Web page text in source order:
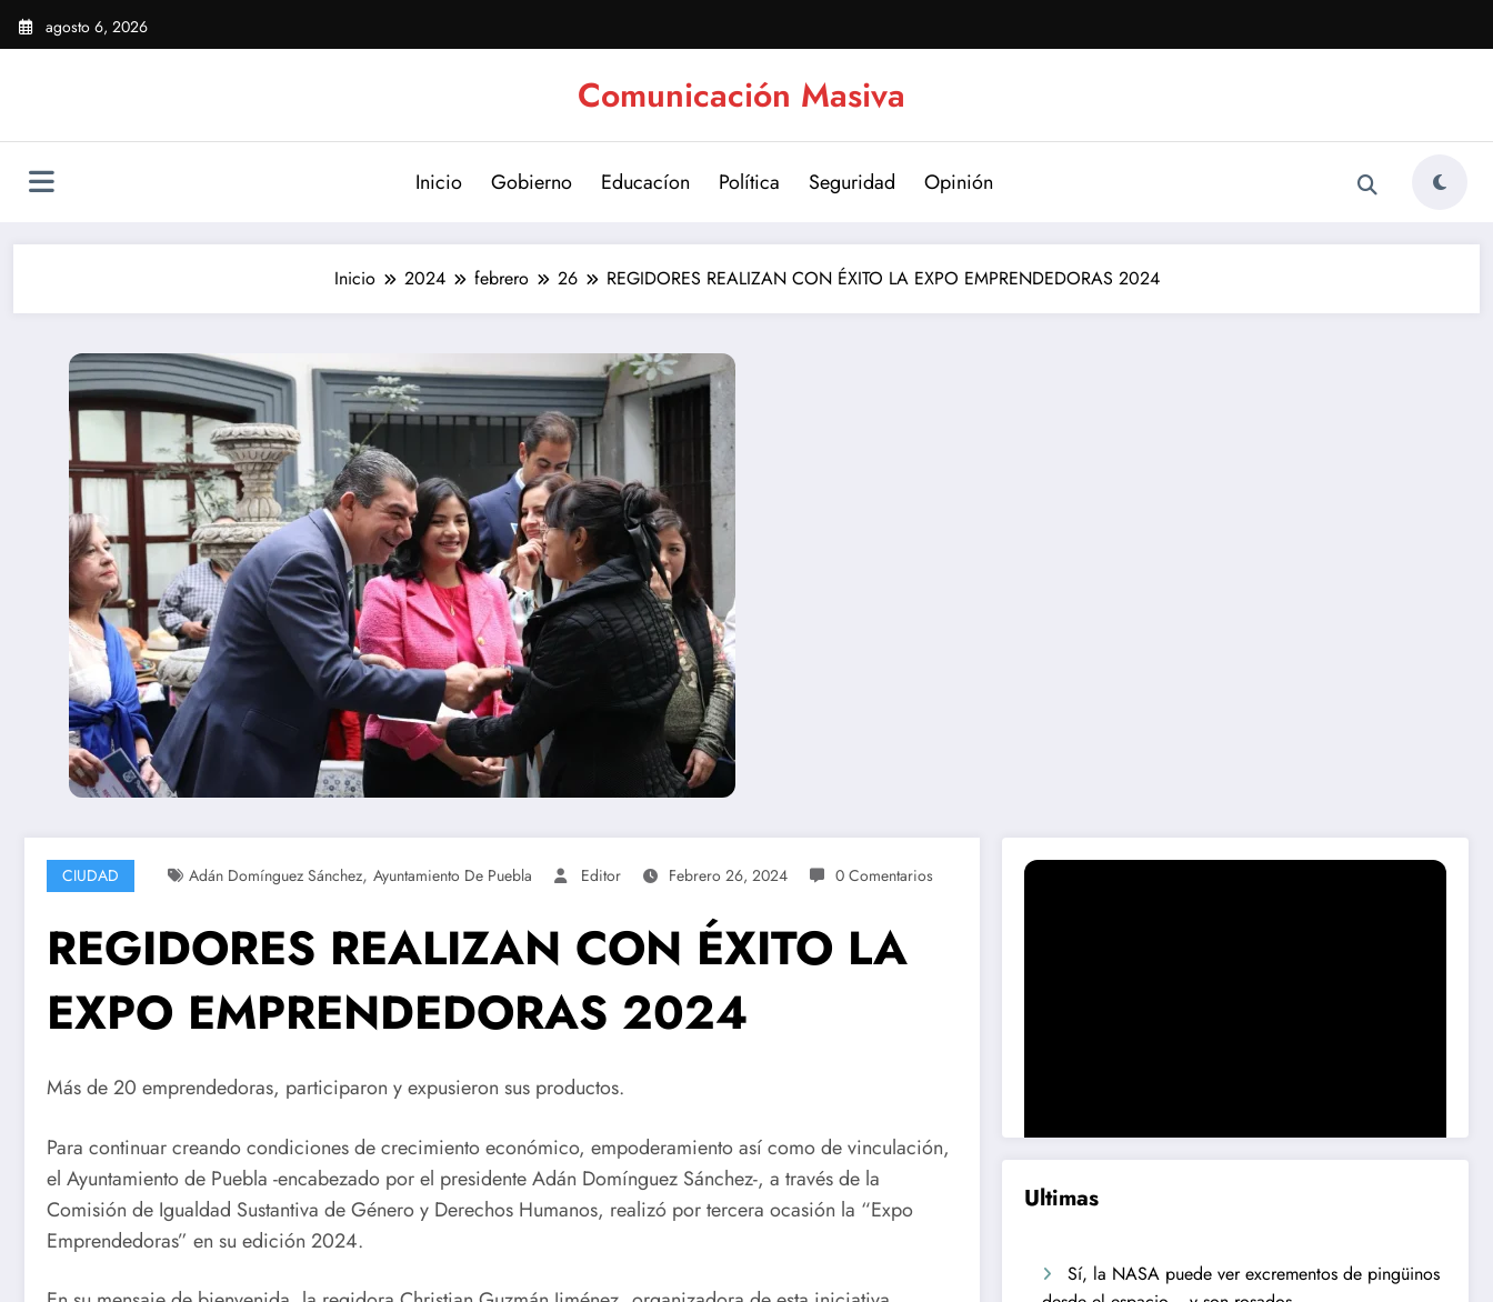
Saltar
agosto 6, 2026
Comunicación Masiva
Inicio Gobierno Educacíon Política Seguridad Opinión
Inicio 2024 febrero 26 REGIDORES REALIZAN CON ÉXITO LA EXPO EMPRENDEDORAS 2024
CIUDAD Adán Domínguez Sánchez, Ayuntamiento De Puebla Editor Febrero 26, 2024 0 Comentarios
REGIDORES REALIZAN CON ÉXITO LA
EXPO EMPRENDEDORAS 2024
Más de 20 emprendedoras, participaron y expusieron sus productos.
Para continuar creando condiciones de crecimiento económico, empoderamiento así como de vinculación,
el Ayuntamiento de Puebla -encabezado por el presidente Adán Domínguez Sánchez-, a través de la
Comisión de Igualdad Sustantiva de Género y Derechos Humanos, realizó por tercera ocasión la “Expo
Emprendedoras” en su edición 2024.
Ultimas
Sí, la NASA puede ver excrementos de pingüinos